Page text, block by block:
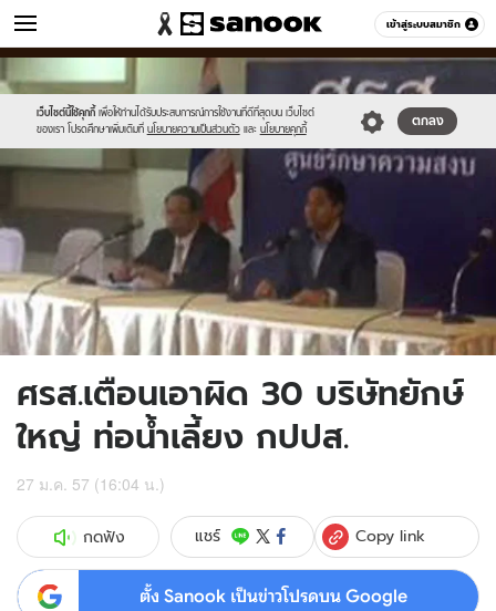
เข้าสู่ระบบสมาชิก
ข่าว หมวดอื่นๆ
เว็บไซต์นี้ใช้คุกกี้ เพื่อให้ท่านได้รับประสบการณ์การใช้งานที่ดีที่สุดบน เว็บไซต์
ของเรา โปรดศึกษาเพิ่มเติมที่ นโยบายความเป็นส่วนตัว และ นโยบายคุกกี้
ตกลง
//s.isanook.com/sr/0/images/logo-
new-
sanook.png
//s.isanook.com/ns/0/ud/286/1430879/3-
-
copy.jpg
ศรส.เตือนเอาผิด 30 บริษัทยักษ์
ใหญ่ ท่อน้ำเลี้ยง กปปส.
27 ม.ค. 57 (16:04 น.)
กดฟัง แชร์ Copy link
ตั้ง Sanook เป็นข่าวโปรดบน Google